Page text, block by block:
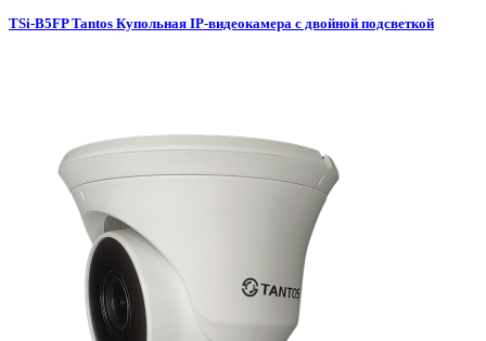
TSi-B5FP Tantos Купольная IP-видеокамера с двойной подсветкой